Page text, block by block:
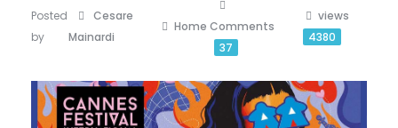
Posted
by
Cesare
Mainardi
Home Comments
37
views
4380